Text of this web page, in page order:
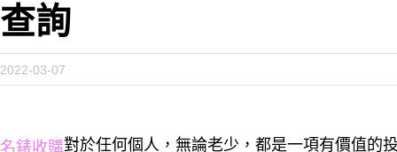
查詢
2022-03-07
名錶收購對於任何個人，無論老少，都是一項有價值的